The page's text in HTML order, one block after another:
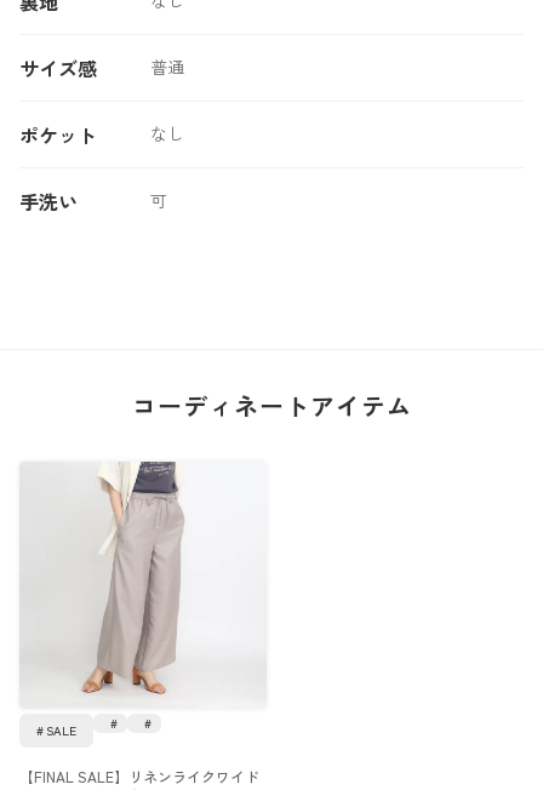
サイズ感 普通
ポケット なし
手洗い 可
コーディネートアイテム
【FINAL SALE】リネンライクワイド
SALE